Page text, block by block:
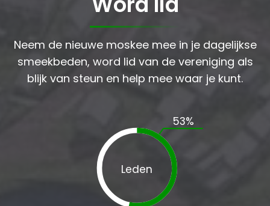
Neem de nieuwe moskee mee in je dagelijkse
smeekbeden, word lid van de vereniging als
blijk van steun en help mee waar je kunt.
Leden
53%